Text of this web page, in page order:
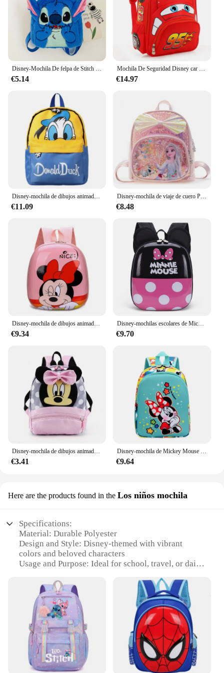
€5.14 €14.97
€11.09
Disney-mochila de viaje de cuero PU con lentejuelas para niñas, Bolsa Escolar con purpurina, Frozen, Elsa, Anna, Kawaii, regalos de navidad
€8.48
Disney-mochila de dibujos animados para niños, bolsa escolar de alta capacidad, impermeable, con carcasa dura, Mickey Mouse, Frozen, regalo para niñas, novedad de 2023
€9.34
Disney-mochilas escolares de Mickey Mouse y Minnie para niños, mochila de jardín de infantes para niños y niñas, mochila para bebés de 2-5, mochila de concha de huevo de dibujos animados de Minnie
€9.70
Disney-mochila de dibujos animados para niño, niña, Minnie, Mickey Mouse, Bolsa Escolar bonita, mochila de guardería, regalo para niños
€3.41
Disney-mochila de Mickey Mouse y Minnie para niños y niñas, mochilas escolares de guardería, rosa, dibujos animados bonitos, niños pequeños
€9.64
Here are the products found in the Los niños mochila
Specifications:
Material: Durable Polyester
Design and Style: Disney-themed with vibrant
colors and beloved characters
Usage and Purpose: Ideal for school, travel, or daily
Type and Category: School and Travel Backpacks
Performance and Property: Lightweight and easy to
carry with adjustable straps
Parts and Accessories: Includes a padded laptop
compartment for up to 15.6-inch devices
Features:
**Versatile and Stylish**
The mochila disney backpack is not just a